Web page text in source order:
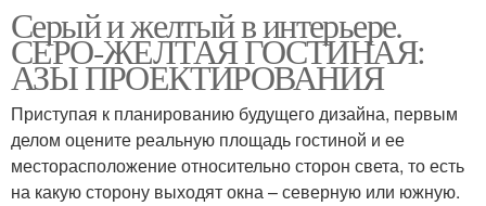
Серый и желтый в интерьере.
СЕРО-ЖЕЛТАЯ ГОСТИНАЯ:
АЗЫ ПРОЕКТИРОВАНИЯ
Приступая к планированию будущего дизайна, первым
делом оцените реальную площадь гостиной и ее
месторасположение относительно сторон света, то есть
на какую сторону выходят окна – северную или южную.